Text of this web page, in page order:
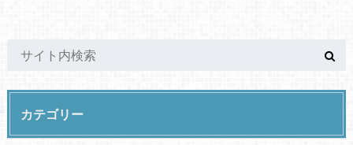
カテゴリー